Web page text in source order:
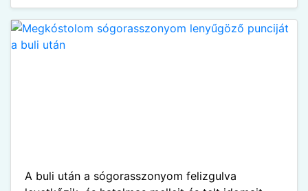
A buli után a sógorasszonyom felizgulva